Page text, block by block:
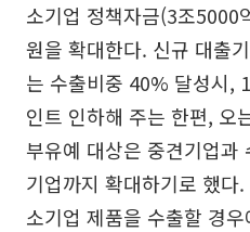
소기업 정책자금(3조5000
원을 확대한다. 신규 대출
는 수출비중 40% 달성시,
인트 인하해 주는 한편, 오
부유예 대상은 중견기업
기업까지 확대하기로 했다
소기업 제품을 수출할 경